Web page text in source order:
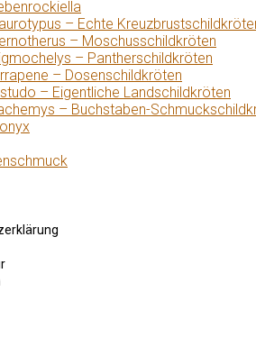
– Echte
– Moschusschildkröten
– Pantherschildkröten
– Dosenschildkröten
– Eigentliche Landschildkröten
– Buchstaben-